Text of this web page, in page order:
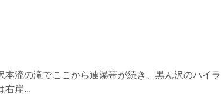
流の滝でここから連瀑帯が続き、黒ん沢のハイ
右岸...